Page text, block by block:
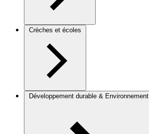
Crèches et écoles
Développement durable & Environnement